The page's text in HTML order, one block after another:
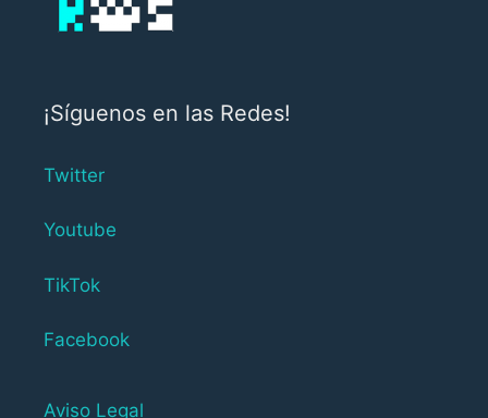
¡Síguenos en las Redes!
Twitter
Youtube
TikTok
Facebook
Aviso Legal